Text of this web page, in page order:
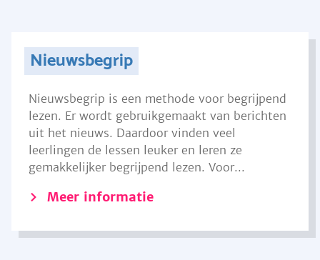
Nieuwsbegrip
Nieuwsbegrip is een methode voor begrijpend
lezen. Er wordt gebruikgemaakt van berichten
uit het nieuws. Daardoor vinden veel
leerlingen de lessen leuker en leren ze
gemakkelijker begrijpend lezen. Voor...
Meer informatie